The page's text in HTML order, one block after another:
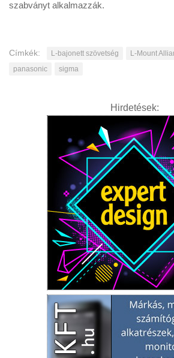
szabványt alkalmazzák.
Címkék: L-bajonett szövetség L-Mount
panasonic
sigma
Hirdetések: